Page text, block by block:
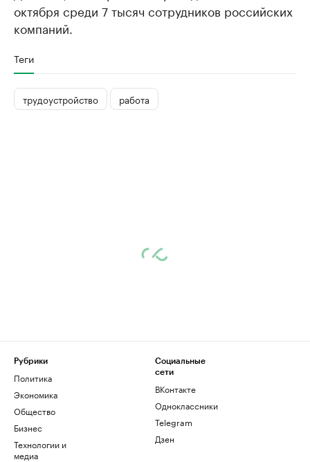
октября среди 7 тысяч сотрудников российских
компаний.
Теги
трудоустройство работа
Рубрики
Политика
Экономика
Общество
Бизнес
Технологии и
медиа
Социальные
сети
ВКонтакте
Одноклассники
Telegram
Дзен